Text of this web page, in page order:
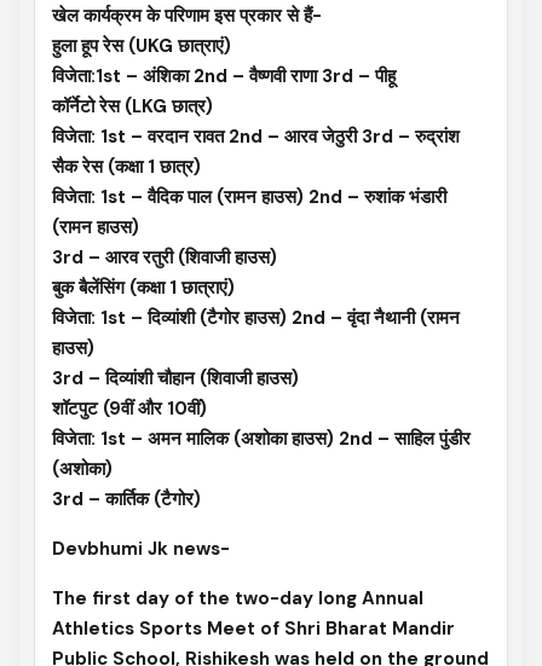
खेल कार्यक्रम के परिणाम इस प्रकार से हैं-
हुला हूप रेस (UKG छात्राएं)
विजेता:1st – अंशिका 2nd – वैष्णवी राणा 3rd – पीहू
कॉर्नेटो रेस (LKG छात्र)
विजेता: 1st – वरदान रावत 2nd – आरव जेठुरी 3rd – रुद्रांश
सैक रेस (कक्षा 1 छात्र)
विजेता: 1st – वैदिक पाल (रामन हाउस) 2nd – रुशांक भंडारी
(रामन हाउस)
3rd – आरव रतुरी (शिवाजी हाउस)
बुक बैलेंसिंग (कक्षा 1 छात्राएं)
विजेता: 1st – दिव्यांशी (टैगोर हाउस) 2nd – वृंदा नैथानी (रामन
हाउस)
3rd – दिव्यांशी चौहान (शिवाजी हाउस)
शॉटपुट (9वीं और 10वीं)
विजेता: 1st – अमन मालिक (अशोका हाउस) 2nd – साहिल पुंडीर
(अशोका)
3rd – कार्तिक (टैगोर)
Devbhumi Jk news-
The first day of the two-day long Annual
Athletics Sports Meet of Shri Bharat Mandir
Public School, Rishikesh was held on the ground